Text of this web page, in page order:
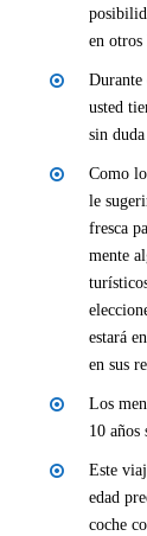
en otros
Durante
usted
sin
Como
le
fresca
mente
estará
en sus
Los
10 años
Este
edad
coche